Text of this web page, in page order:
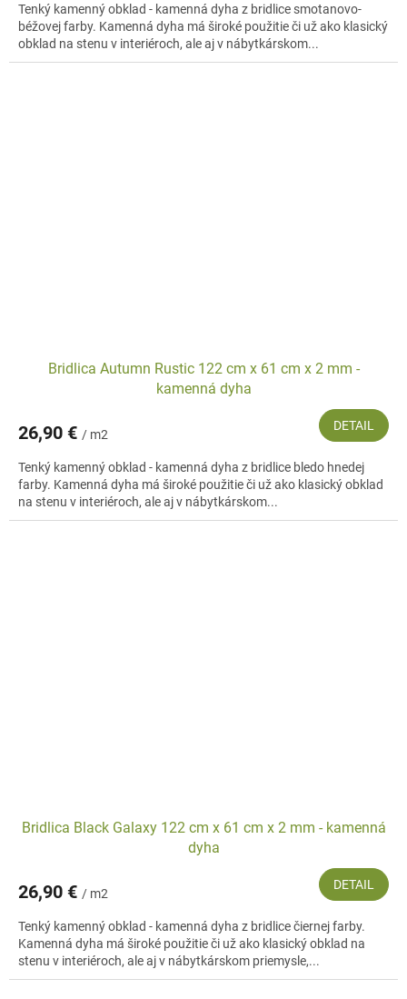
Tenký kamenný obklad - kamenná dyha z bridlice smotanovo-
béžovej farby. Kamenná dyha má široké použitie či už ako klasický
obklad na stenu v interiéroch, ale aj v nábytkárskom...
Bridlica Autumn Rustic 122 cm x 61 cm x 2 mm -
kamenná dyha
26,90 € / m2
DETAIL
Tenký kamenný obklad - kamenná dyha z bridlice bledo hnedej
farby. Kamenná dyha má široké použitie či už ako klasický obklad
na stenu v interiéroch, ale aj v nábytkárskom...
Bridlica Black Galaxy 122 cm x 61 cm x 2 mm - kamenná
dyha
26,90 € / m2
DETAIL
Tenký kamenný obklad - kamenná dyha z bridlice čiernej farby.
Kamenná dyha má široké použitie či už ako klasický obklad na
stenu v interiéroch, ale aj v nábytkárskom priemysle,...